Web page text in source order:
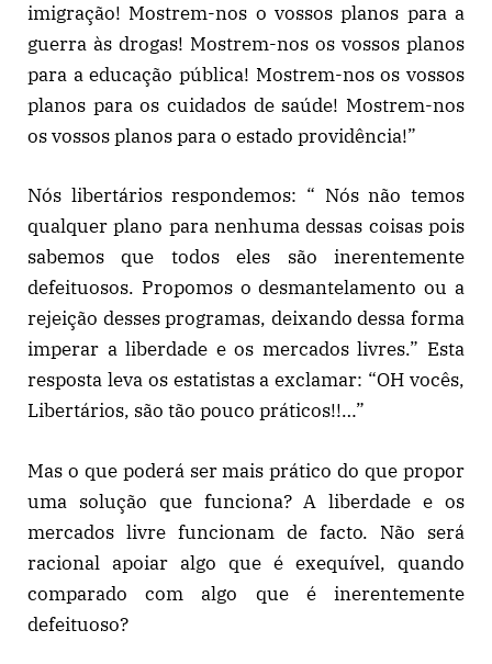
imigração! Mostrem-nos o vossos planos para a
guerra às drogas! Mostrem-nos os vossos planos
para a educação pública! Mostrem-nos os vossos
planos para os cuidados de saúde! Mostrem-nos
os vossos planos para o estado providência!”
Nós libertários respondemos: “ Nós não temos
qualquer plano para nenhuma dessas coisas pois
sabemos que todos eles são inerentemente
defeituosos. Propomos o desmantelamento ou a
rejeição desses programas, deixando dessa forma
imperar a liberdade e os mercados livres.” Esta
resposta leva os estatistas a exclamar: “OH vocês,
Libertários, são tão pouco práticos!!…”
Mas o que poderá ser mais prático do que propor
uma solução que funciona? A liberdade e os
mercados livre funcionam de facto. Não será
racional apoiar algo que é exequível, quando
comparado com algo que é inerentemente
defeituoso?